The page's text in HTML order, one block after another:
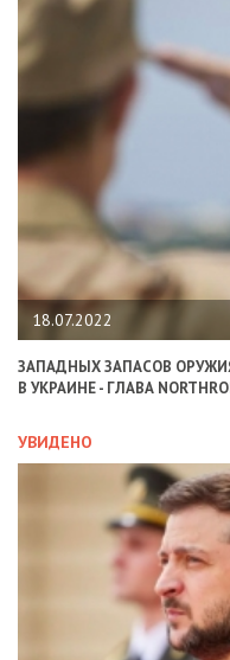
18.07.2022
ЗАПАДНЫХ ЗАПАСОВ
В УКРАИНЕ - ГЛАВА
УВИДЕНО